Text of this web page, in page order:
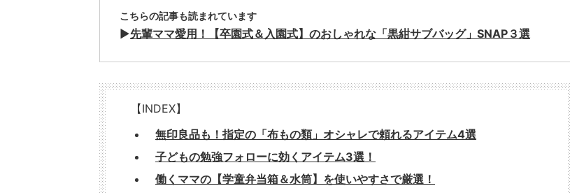
こちらの記事も読まれています
▶︎先輩ママ愛用！【卒園式＆入園式】のおしゃれな「黒紺サブバッグ」SNAP３選
【INDEX】
無印良品も！指定の「布もの類」オシャレで頼れるアイテム4選
子どもの勉強フォローに効くアイテム3選！
働くママの【学童弁当箱＆水筒】を使いやすさで厳選！